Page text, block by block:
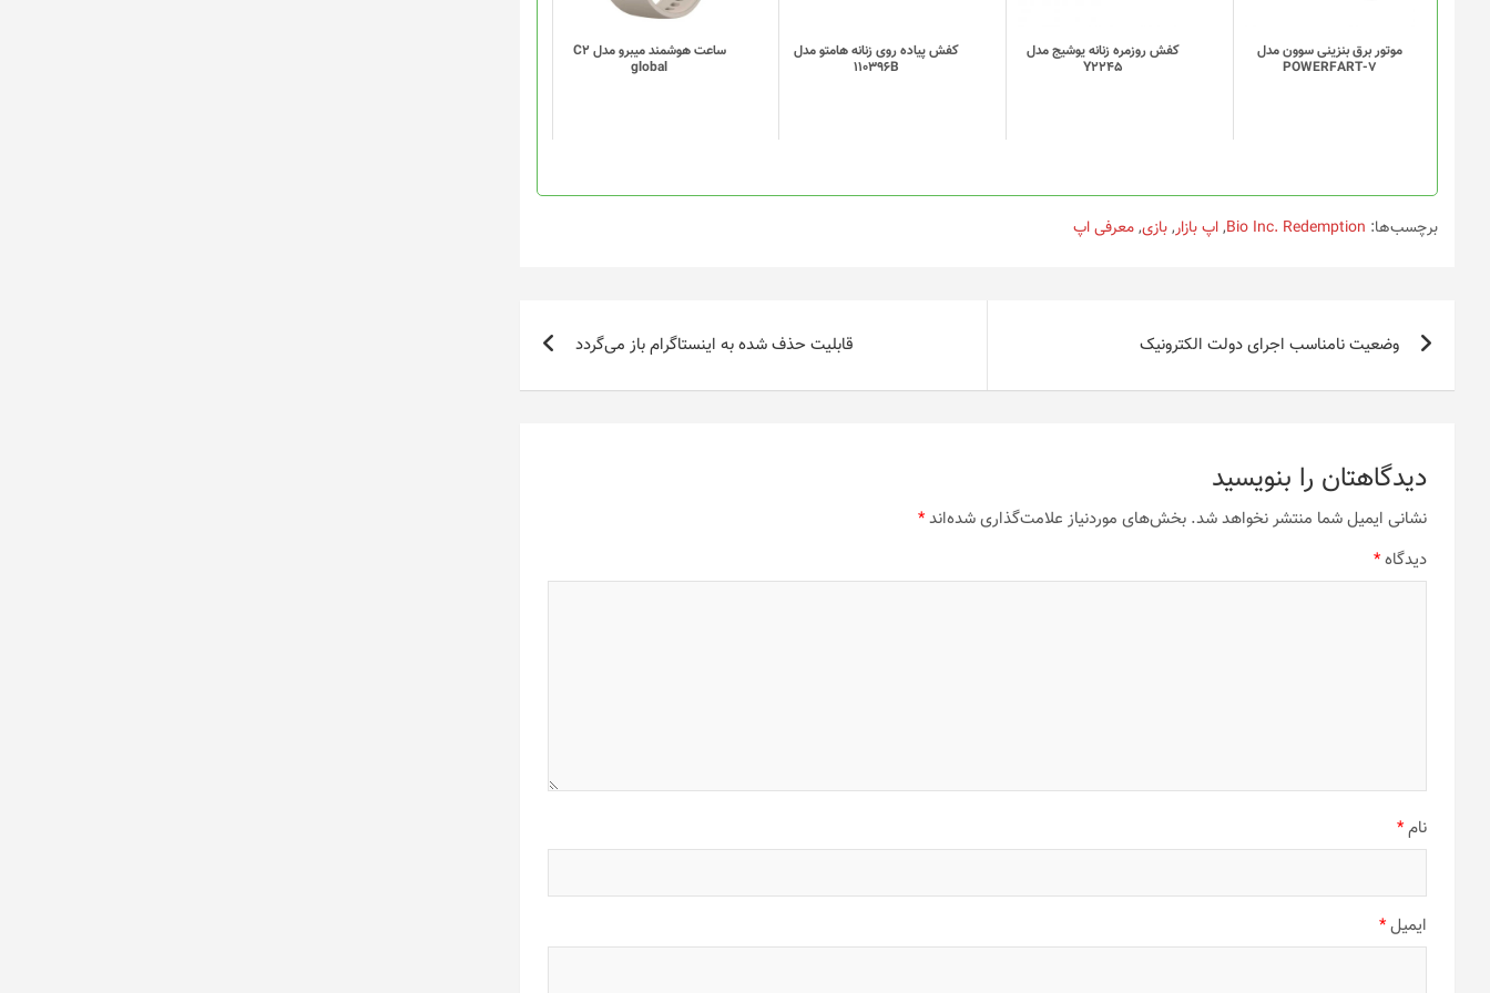
موتور برق بنزینی سوون مدل
POWERFART-7
کفش روزمره زنانه یوشیج مدل
Y2245
کفش پیاده روی زنانه هامتو مدل
110396B
گزینه
ها
محصول
ساعت هوشمند میبرو مدل C2
global
می
گزینه
ها
محصول
برچسب‌ها: Bio Inc. Redemption
,اپ بازار,بازی,معرفی اپ
راهبری
نوشتهوضعیت نامناسب اجرای دولت الکترونیک قابلیت حذف شده به اینستاگرام باز می‌گردد
دیدگاهتان را بنویسید
نشانی ایمیل شما منتشر نخواهد شد. بخش‌های موردنیاز علامت‌گذاری شده‌اند*
دیدگاه*
نام*
ایمیل*